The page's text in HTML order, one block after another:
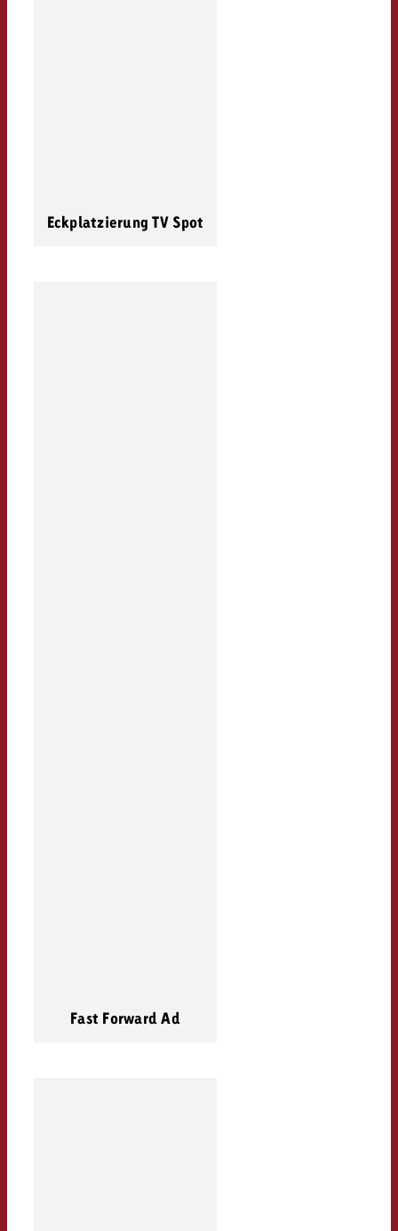
Eckplatzierung TV Spot
Fast Forward Ad